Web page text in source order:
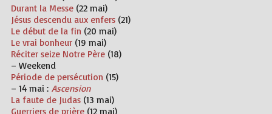
Durant la Messe(22 mai)
Jésus descendu aux enfers(21)
Le début de la fin (20 mai)
Le vrai bonheur(19 mai)
Réciter seize Notre Père(18)
– Weekend
Période de persécution (15)
– 14 mai : Ascension
La faute de Judas(13 mai)
Guerriers de prière(12 mai)